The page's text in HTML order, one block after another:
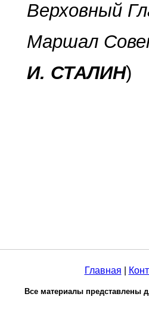
Верховный
Маршал
И. СТАЛИН)
Главная
Все материалы представлены